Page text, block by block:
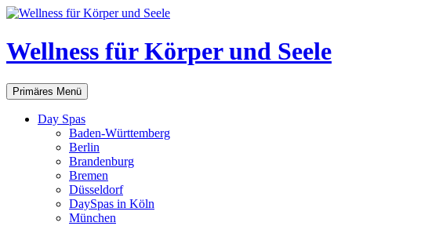
Zum
springen
Wellness für Körper und Seele
Suchen
Primäres Menü
Day Spas
Baden-Württemberg
Berlin
Brandenburg
Bremen
Düsseldorf
DaySpas in Köln
München